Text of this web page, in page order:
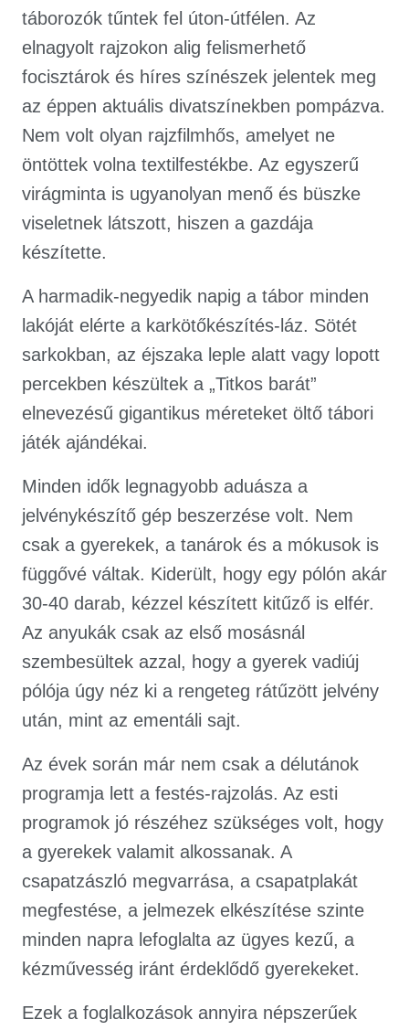
táborozók tűntek fel úton-útfélen. Az
elnagyolt rajzokon alig felismerhető
focisztárok és híres színészek jelentek meg
az éppen aktuális divatszínekben pompázva.
Nem volt olyan rajzfilmhős, amelyet ne
öntöttek volna textilfestékbe. Az egyszerű
virágminta is ugyanolyan menő és büszke
viseletnek látszott, hiszen a gazdája
készítette.
A harmadik-negyedik napig a tábor minden
lakóját elérte a karkötőkészítés-láz. Sötét
sarkokban, az éjszaka leple alatt vagy lopott
percekben készültek a „Titkos barát”
elnevezésű gigantikus méreteket öltő tábori
játék ajándékai.
Minden idők legnagyobb aduásza a
jelvénykészítő gép beszerzése volt. Nem
csak a gyerekek, a tanárok és a mókusok is
függővé váltak. Kiderült, hogy egy pólón akár
30-40 darab, kézzel készített kitűző is elfér.
Az anyukák csak az első mosásnál
szembesültek azzal, hogy a gyerek vadiúj
pólója úgy néz ki a rengeteg rátűzött jelvény
után, mint az ementáli sajt.
Az évek során már nem csak a délutánok
programja lett a festés-rajzolás. Az esti
programok jó részéhez szükséges volt, hogy
a gyerekek valamit alkossanak. A
csapatzászló megvarrása, a csapatplakát
megfestése, a jelmezek elkészítése szinte
minden napra lefoglalta az ügyes kezű, a
kézművesség iránt érdeklődő gyerekeket.
Ezek a foglalkozások annyira népszerűek